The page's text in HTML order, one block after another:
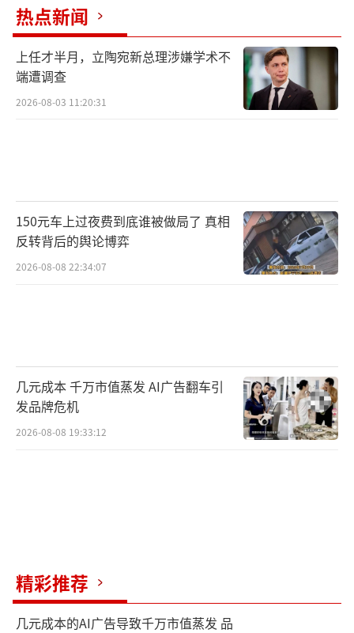
热点新闻
上任才半月，立陶宛新总理涉嫌学术不
端遭调查
2026-08-03 11:20:31
150元车上过夜费到底谁被做局了 真相
反转背后的舆论博弈
2026-08-08 22:34:07
几元成本 千万市值蒸发 AI广告翻车引
发品牌危机
2026-08-08 19:33:12
精彩推荐
几元成本的AI广告导致千万市值蒸发 品